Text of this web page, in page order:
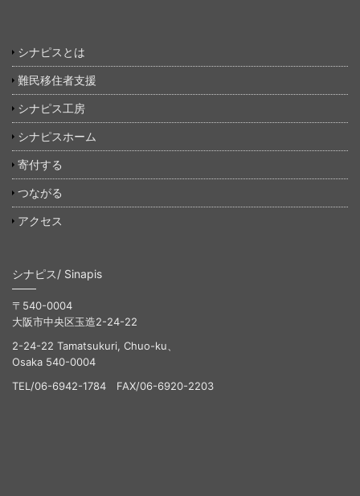
シナピスとは
難民移住者支援
シナピス工房
シナピスホーム
寄付する
つながる
アクセス
シナピス/ Sinapis
〒540-0004
大阪市中央区玉造2-24-22
2-24-22 Tamatsukuri, Chuo-ku、
Osaka 540-0004
TEL/06-6942-1784 FAX/06-6920-2203